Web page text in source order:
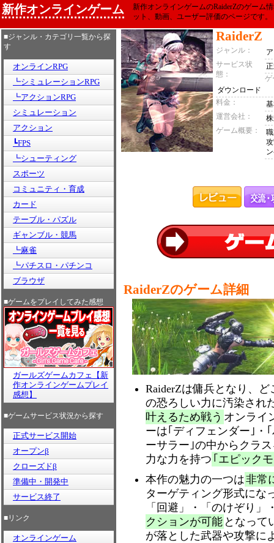
新作オンラインゲーム
新作オンラインゲームのRaiderZのゲーム
ット、動画、ユーザー評価のページです。
■ジャンル・カテゴリ一覧から探
す
オンラインRPG
┗シミュレーションRPG
┗アクションRPG
シミュレーション
アクション
┗FPS
┗シューティング
スポーツ
コミュニティ・育成
カード
テーブル・パズル
ギャンブル・競馬
┗麻雀
┗パチスロ・パチンコ
ブラウザ
■ゲームをプレイしてみた感想
ガールズゲームカフェ【新
作オンラインゲームプレイ
感想】
■ゲームサービス状況から探す
正式サービス開始
オープンβ
クローズドβ
準備中・開発中
サービス終了
■リンク
オンラインゲーム
RaiderZ
ジャンル：
サービス状
態：
ゲ
ダウンロード
料金：
運営会社：
ゲーム概要：
RaiderZのゲーム詳細
RaiderZは傭兵となり、
の恐ろしい力に汚染され
叶えるため戦う オンライ
ーは｢ディフェンダー｣・
ーサラー｣の中からクラ
力な力を持つ ｢エピック
本作の魅力の一つは非常
ターゲティング形式にな
「回避」・「のけぞり
クションが可能 となって
が落とした武器や攻撃に